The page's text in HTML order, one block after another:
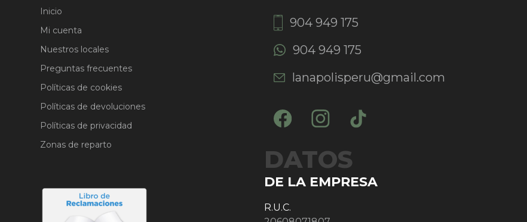
Inicio
Mi cuenta
Nuestros locales
Preguntas frecuentes
Políticas de cookies
Políticas de devoluciones
Políticas de privacidad
Zonas de reparto
904 949 175
904 949 175
lanapolisperu@gmail.com
DATOS
DE LA EMPRESA
R.U.C.